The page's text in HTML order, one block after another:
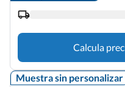
Calcula
Muestra sin personalizar